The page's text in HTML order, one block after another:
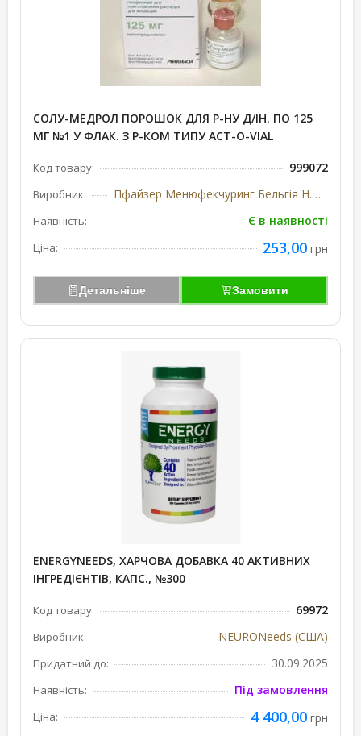
СОЛУ-МЕДРОЛ ПОРОШОК ДЛЯ Р-НУ Д/ІН. ПО 125
МГ №1 У ФЛАК. З Р-КОМ ТИПУ ACT-O-VIAL
Код товару: 999072
Виробник: Пфайзер Менюфекчуринг Бельгія Н.В., Бельгія/США
Наявність: Є в наявності
Ціна: 253,00 грн
Детальніше Замовити
ENERGYNEEDS, ХАРЧОВА ДОБАВКА 40 АКТИВНИХ
ІНГРЕДІЄНТІВ, КАПС., №300
Код товару: 69972
Виробник: NEURONeeds (США)
Придатний до: 30.09.2025
Наявність: Під замовлення
Ціна: 4 400,00 грн